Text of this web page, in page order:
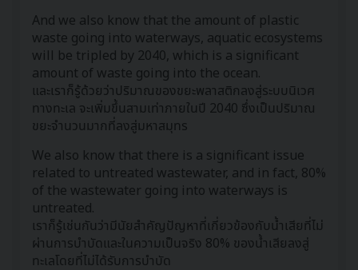
And we also know that the amount of plastic
waste going into waterways, aquatic ecosystems
will be tripled by 2040, which is a significant
amount of waste going into the ocean.
และเราก็รู้ด้วยว่าปริมาณของขยะพลาสติกลงสู่ระบบนิเวศ
ทางทะเล จะเพิ่มขึ้นสามเท่าภายในปี 2040 ซึ่งเป็นปริมาณ
ขยะจำนวนมากที่ลงสู่มหาสมุทร
We also know that there is a significant issue
related to untreated wastewater, and in fact, 80%
of the wastewater going into waterways is
untreated.
เราก็รู้เช่นกันว่ามีนัยสำคัญปัญหาที่เกี่ยวข้องกับน้ำเสียที่ไม่
ผ่านการบำบัดและในความเป็นจริง 80% ของน้ำเสียลงสู่
ทะเลโดยที่ไม่ได้รับการบำบัด